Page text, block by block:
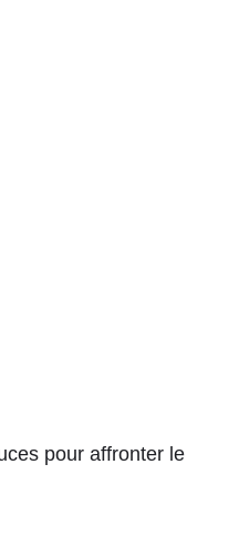
pour affronter le